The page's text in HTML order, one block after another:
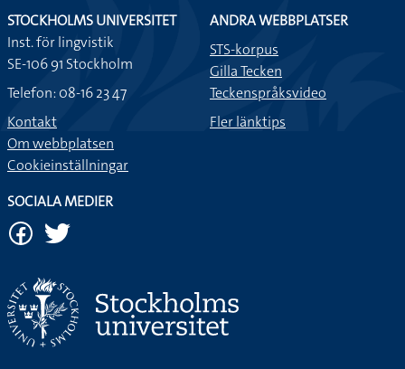
STOCKHOLMS UNIVERSITET
Inst. för lingvistik
SE-106 91 Stockholm
Telefon: 08-16 23 47
Kontakt
Om webbplatsen
Cookieinställningar
ANDRA WEBBPLATSER
STS-korpus
Gilla Tecken
Teckenspråksvideo
Fler länktips
SOCIALA MEDIER